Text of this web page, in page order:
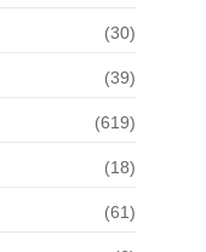
(30)
(39)
(619)
(18)
(61)